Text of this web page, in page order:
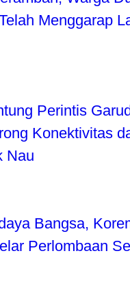
Menggarap
Perintis
Konektivitas
Nau
Bangsa,
Perlombaan